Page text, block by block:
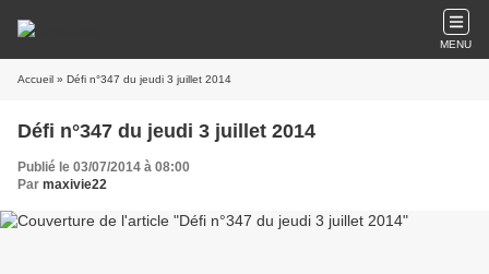
MENU
Accueil » Défi n°347 du jeudi 3 juillet 2014
Défi n°347 du jeudi 3 juillet 2014
Publié le 03/07/2014 à 08:00
Par maxivie22